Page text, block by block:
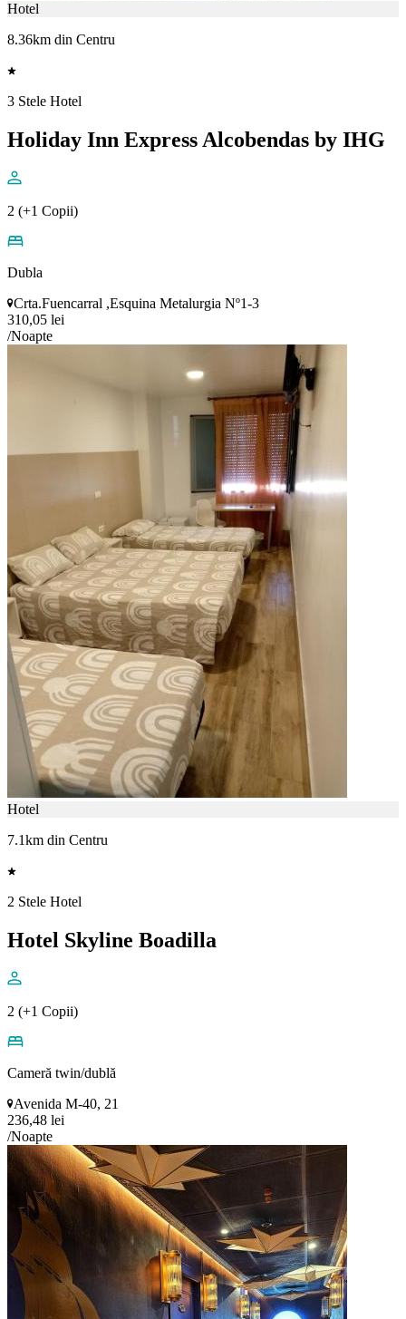
Hotel
8.36km din Centru
3 Stele Hotel
Holiday Inn Express Alcobendas by IHG
2 (+1 Copii)
Dubla
Crta.Fuencarral ,Esquina Metalurgia Nº1-3
310,05 lei
/Noapte
Hotel
7.1km din Centru
2 Stele Hotel
Hotel Skyline Boadilla
2 (+1 Copii)
Cameră twin/dublă
Avenida M-40, 21
236,48 lei
/Noapte